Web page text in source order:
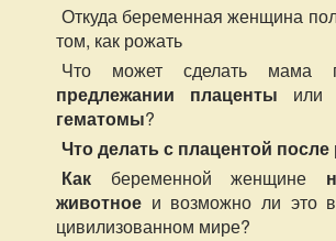
Откуда беременная женщина
том, как рожать
Что может сделать мама
предлежании плаценты или
гематомы?
Что делать с плацентой
Как беременной женщине
животное и возможно ли это
цивилизованном мире?